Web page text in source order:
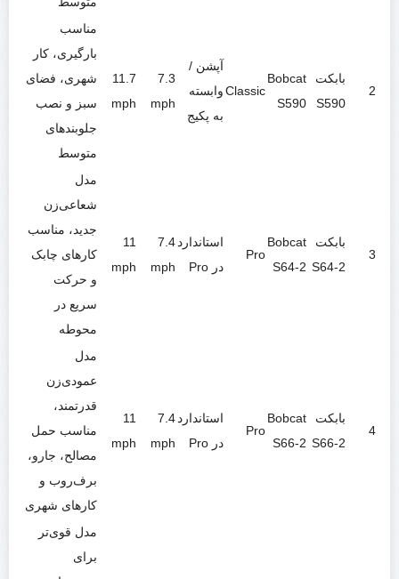
2
بابکت
S590
Bobcat
S590
Classic
آپشن /
وابسته
به پکیج
7.3
mph
11.7
mph
مناسب
بارگیری، کار
شهری، فضای
سبز و نصب
جلوبندهای
متوسط
3
بابکت
S64-2
Bobcat
S64-2
Pro
استاندارد
در Pro
7.4
mph
11
mph
مدل
شعاعی‌زن
جدید، مناسب
کارهای چابک
و حرکت
سریع در
محوطه
4
بابکت
S66-2
Bobcat
S66-2
Pro
استاندارد
در Pro
7.4
mph
11
mph
مدل
عمودی‌زن
قدرتمند،
مناسب حمل
مصالح، جارو،
برف‌روب و
کارهای شهری
مدل قوی‌تر
برای